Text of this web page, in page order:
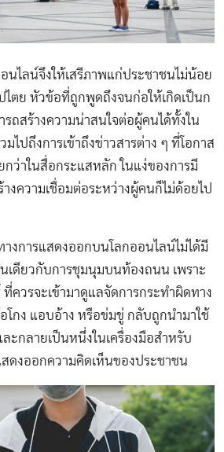
นไลน์จึงให้เสรีภาพแก่ประชาชนไม่น้อย
ไตย หัวข้อที่ถูกพูดถึงจนก่อให้เกิดเป็นก
ถสร้างความน่าสนใจต่อผู้คนได้ทั้งใน
ไปถึงการเข้าถึงข่าวสารต่าง ๆ ที่โอกาส
ว่าในสื่อกระแสหลัก ในแง่ของการมี
งความเชื่อมต่อระหว่างผู้คนก็ไม่ด้อยไป
างการแสดงออกบนโลกออนไลน์ไม่ได้มี
เดียวกับการชุมนุมบนท้องถนน เพราะ
ควรจะเข้ามาดูแลจัดการกระทำผิดทาง
โกง แอบอ้าง หรือข่มขู่ กลับถูกนำมาใช้
ะกลายเป็นหนึ่งในเครื่องมือสำหรับ
สดงออกความคิดเห็นของประชาชน